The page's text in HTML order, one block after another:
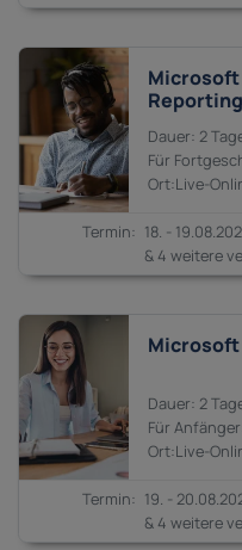
Microsoft
Reporting
2
18. -
& 4 weitere
Microsoft
2
19. -
& 4 weitere